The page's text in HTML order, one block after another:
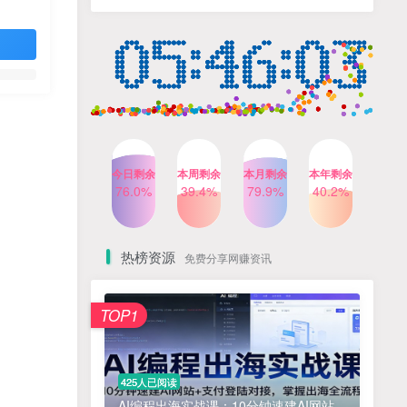
小红书笔记带货课，流量电
商新机会，抓住小红书的流
量红利(更新26年2月)
5个月前 419人已阅读
TOP4
公众号流量主之星座盘点赛
TOP5
AI商业编程智能体开发课：
掌握LangChain+LangGraph
构建多智能体协同架构的核
4个月前 417人已阅读
TOP6
1 ? 零加盟费｜红颜搭全国城市代理商招募正式启动！
2 淘宝天猫盈利突破特训营25年12月线下课，系统性的深度剖析电商企业经营之道，打造电商标准化运营体系
3 抓亚马逊漏洞，免去店铺月租，一个流量大竞争小，让你有机会成大卖的赛道
今日剩余
76.0%
本周剩余
39.4%
本月剩余
79.9%
本年剩余
40.2%
热榜资源 免费分享网赚资讯
425人已阅读
TOP1